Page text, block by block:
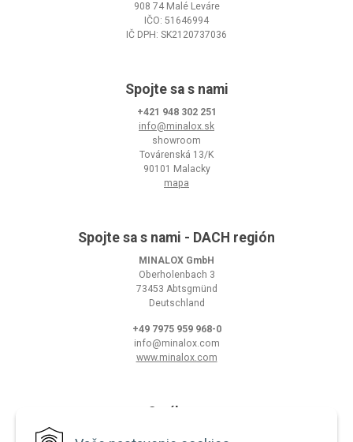
908 74 Malé Leváre
IČO: 51646994
IČ DPH: SK2120737036
Spojte sa s nami
+421 948 302 251
info@minalox.sk
showroom
Továrenská 13/K
90101 Malacky
mapa
Spojte sa s nami - DACH región
MINALOX GmbH
Oberholenbach 3
73453 Abtsgmünd
Deutschland
+49 7975 959 968-0
info@minalox.com
www.minalox.com
O nákupe